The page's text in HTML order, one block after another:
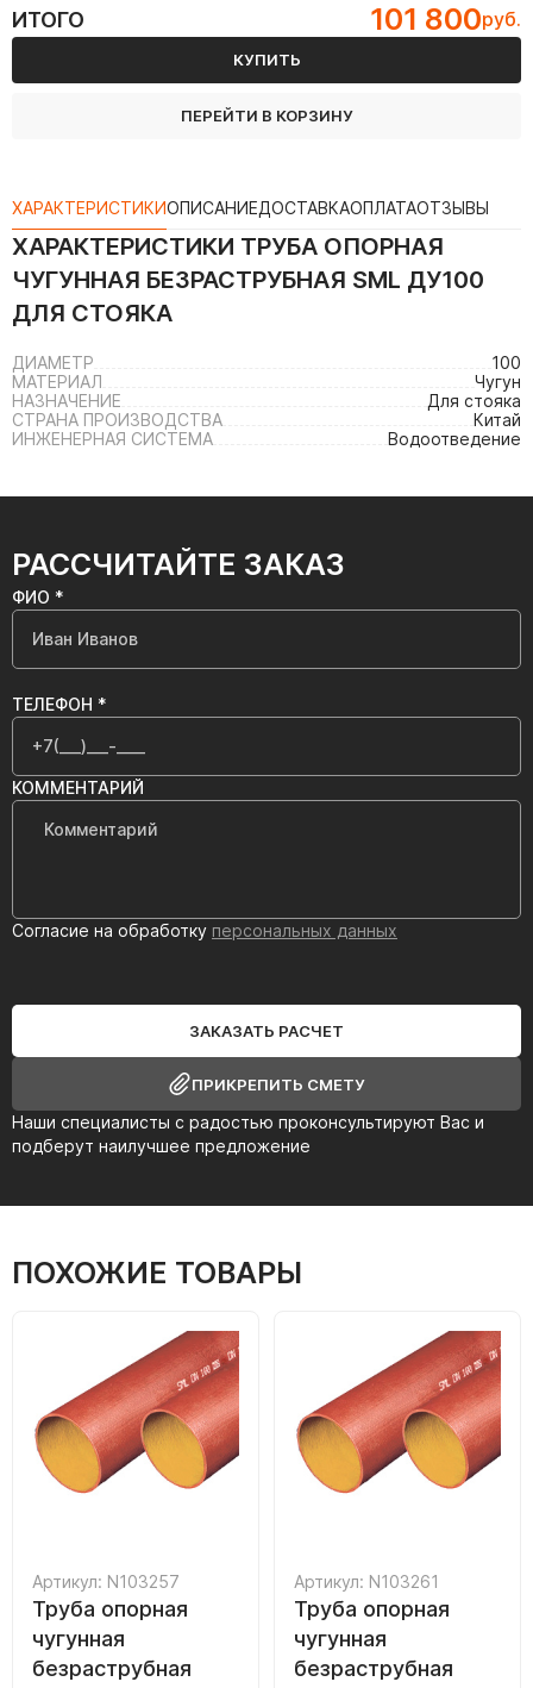
ИТОГО 101 800руб.
КУПИТЬ
ПЕРЕЙТИ В КОРЗИНУ
ХАРАКТЕРИСТИКИОПИСАНИЕДОСТАВКАОПЛАТАОТЗЫВЫ
ХАРАКТЕРИСТИКИ ТРУБА ОПОРНАЯ
ЧУГУННАЯ БЕЗРАСТРУБНАЯ SML ДУ100
ДЛЯ СТОЯКА
ДИАМЕТР
100
МАТЕРИАЛ
Чугун
НАЗНАЧЕНИЕ
Для стояка
СТРАНА ПРОИЗВОДСТВА
Китай
ИНЖЕНЕРНАЯ СИСТЕМА
Водоотведение
РАССЧИТАЙТЕ ЗАКАЗ
Наши специалисты с радостью проконсультируют Вас и
подберут наилучшее предложение
ФИО *
ТЕЛЕФОН *
КОММЕНТАРИЙ
Согласие на обработку персональных данных
ЗАКАЗАТЬ РАСЧЕТ
ПРИКРЕПИТЬ СМЕТУ
ПОХОЖИЕ ТОВАРЫ
Артикул: N103257
Труба опорная
чугунная
безраструбная
Артикул: N103261
Труба опорная
чугунная
безраструбная